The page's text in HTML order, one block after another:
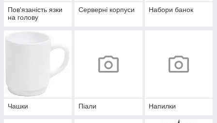
Пов'язаність язки
на голову
Серверні корпуси Набори банок
Чашки Піали Напилки